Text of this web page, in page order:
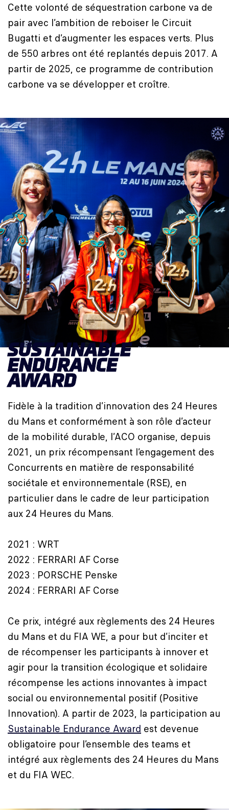
Cette volonté de séquestration carbone va de
pair avec l’ambition de reboiser le Circuit
Bugatti et d’augmenter les espaces verts. Plus
de 550 arbres ont été replantés depuis 2017. A
partir de 2025, ce programme de contribution
carbone va se développer et croître.
Fidèle à la tradition d’innovation des 24 Heures
du Mans et conformément à son rôle d’acteur
de la mobilité durable, l’ACO organise, depuis
2021, un prix récompensant l’engagement des
Concurrents en matière de responsabilité
sociétale et environnementale (RSE), en
particulier dans le cadre de leur participation
aux 24 Heures du Mans.
2021 : WRT
2022 : FERRARI AF Corse
2023 : PORSCHE Penske
2024 : FERRARI AF Corse
Ce prix, intégré aux règlements des 24 Heures
du Mans et du FIA WE, a pour but d’inciter et
de récompenser les participants à innover et
agir pour la transition écologique et solidaire
récompense les actions innovantes à impact
social ou environnemental positif (Positive
Innovation). A partir de 2023, la participation au
Sustainable Endurance Award est devenue
obligatoire pour l’ensemble des teams et
intégré aux règlements des 24 Heures du Mans
et du FIA WEC.
SUSTAINABLE
ENDURANCE
AWARD